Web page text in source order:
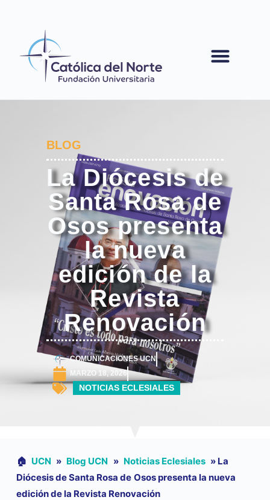
BLOG
La Diócesis de
Santa Rosa de
Osos presenta
la nueva
edición de la
Revista
Renovación
COMUNICACIONES UCN
MARZO 18, 2026
NOTICIAS ECLESIALES
🏠︎ UCN » Blog UCN » Noticias Eclesiales » La
Diócesis de Santa Rosa de Osos presenta la nueva
edición de la Revista Renovación